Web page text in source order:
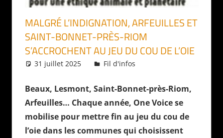
MALGRÉ L’INDIGNATION, ARFEUILLES ET
SAINT-BONNET-PRÈS-RIOM
S’ACCROCHENT AU JEU DU COU DE L’OIE
31 juillet 2025 Daniel
Fil d'infos
Beaux, Lesmont, Saint-Bonnet-près-Riom,
Arfeuilles… Chaque année, One Voice se
mobilise pour mettre fin au jeu du cou de
l’oie dans les communes qui choisissent